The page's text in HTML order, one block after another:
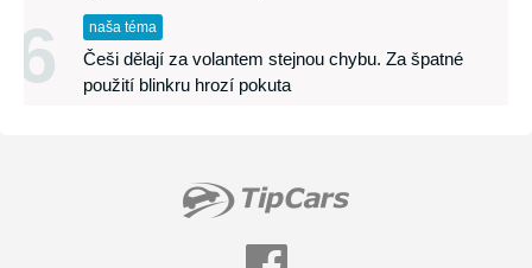
6 naša téma
Češi dělají za volantem stejnou chybu. Za špatné
použití blinkru hrozí pokuta